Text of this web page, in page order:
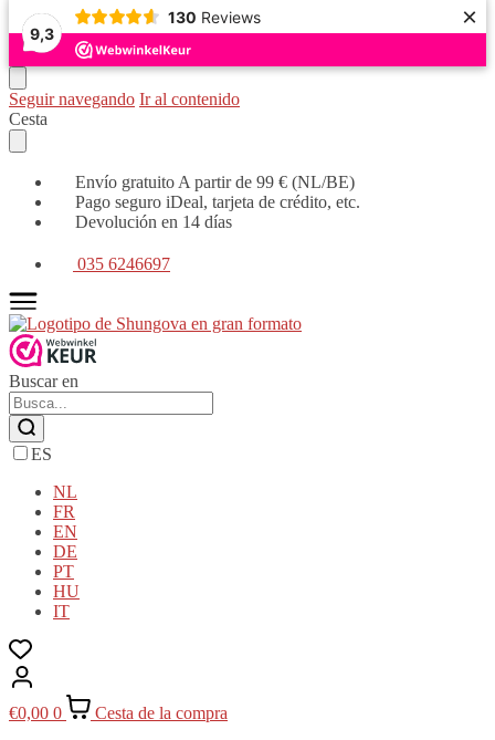
9,3
130 Reviews ×
Seguir navegando Ir al contenido
Cesta
Envío gratuito A partir de 99 € (NL/BE)
Pago seguro iDeal, tarjeta de crédito, etc.
Devolución en 14 días
035 6246697
Buscar en
ES
NL
FR
EN
DE
PT
HU
IT
€0,00 0
Cesta de la compra